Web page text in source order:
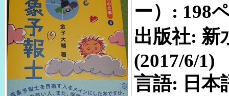
ー）: 198
出版社: 新
(2017/6/1)
言語: 日本